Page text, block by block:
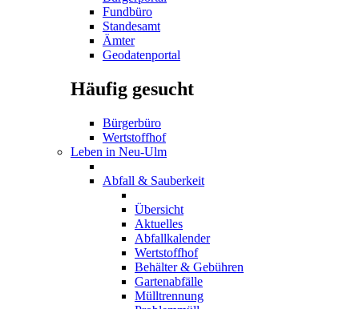
Fundbüro
Standesamt
Ämter
Geodatenportal
Häufig gesucht
Bürgerbüro
Wertstoffhof
Leben in Neu-Ulm
Abfall & Sauberkeit
Übersicht
Aktuelles
Abfallkalender
Wertstoffhof
Behälter & Gebühren
Gartenabfälle
Mülltrennung